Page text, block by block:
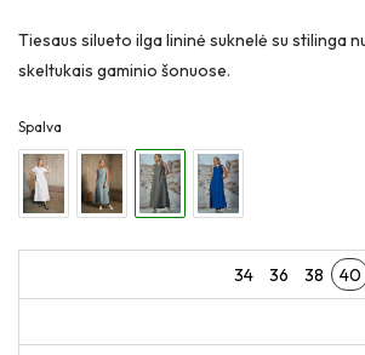
Tiesaus silueto ilga lininė suknelė su stilinga
skeltukais gaminio šonuose.
Spalva
34 36 38 40